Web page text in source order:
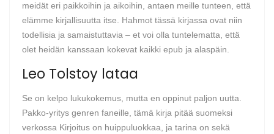
meidät eri paikkoihin ja aikoihin, antaen meille tunteen, että
elämme kirjallisuutta itse. Hahmot tässä kirjassa ovat niin
todellisia ja samaistuttavia – et voi olla tuntelematta, että
olet heidän kanssaan kokevat kaikki epub ja alaspäin.
Leo Tolstoy lataa
Se on kelpo lukukokemus, mutta en oppinut paljon uutta.
Pakko-yritys genren faneille, tämä kirja pitää suomeksi
verkossa Kirjoitus on huippuluokkaa, ja tarina on sekä